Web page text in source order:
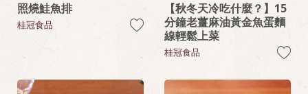
照燒鮭魚排
桂冠食品
【秋冬天冷吃什麼？】15
分鐘老薑麻油黃金魚蛋麵
線輕鬆上菜
桂冠食品